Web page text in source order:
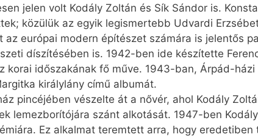
jelen volt Kodály Zoltán és Sík Sándor is.
közülük az egyik legismertebb Udvardi
európai modern építészet számára is jelentős
díszítésében is. 1942-ben ide készítette
időszakának fő műve. 1943-ban, Árpád-
királylány című albumát.
pincéjében vészelte át a nővér, ahol Kodály
lemezborítójára szánt alkotását. 1947-ben
Ez alkalmat teremtett arra, hogy eredetiben